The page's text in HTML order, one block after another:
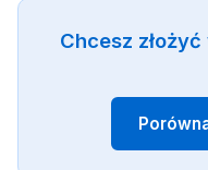
Chcesz